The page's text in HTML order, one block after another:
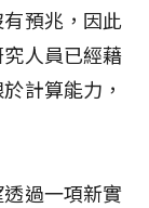
預兆，因此
人員已經藉
計算能力，
過一項新實